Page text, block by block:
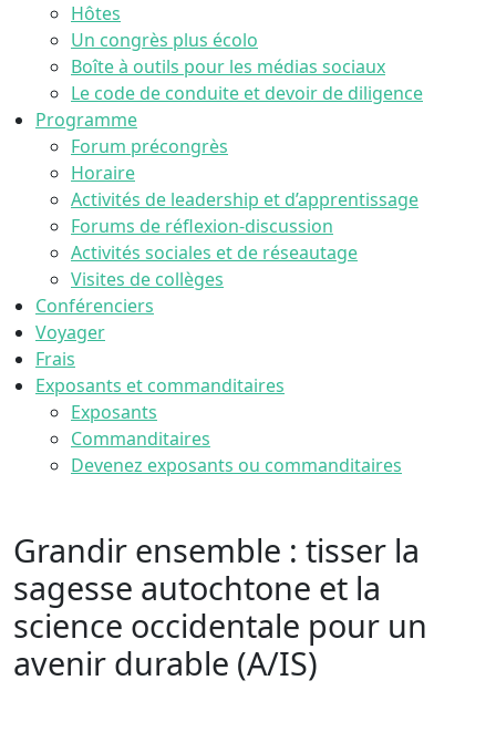
Hôtes
Un congrès plus écolo
Boîte à outils pour les médias sociaux
Le code de conduite et devoir de diligence
Programme
Forum précongrès
Horaire
Activités de leadership et d’apprentissage
Forums de réflexion-discussion
Activités sociales et de réseautage
Visites de collèges
Conférenciers
Voyager
Frais
Exposants et commanditaires
Exposants
Commanditaires
Devenez exposants ou commanditaires
Grandir ensemble : tisser la
sagesse autochtone et la
science occidentale pour un
avenir durable (A/IS)